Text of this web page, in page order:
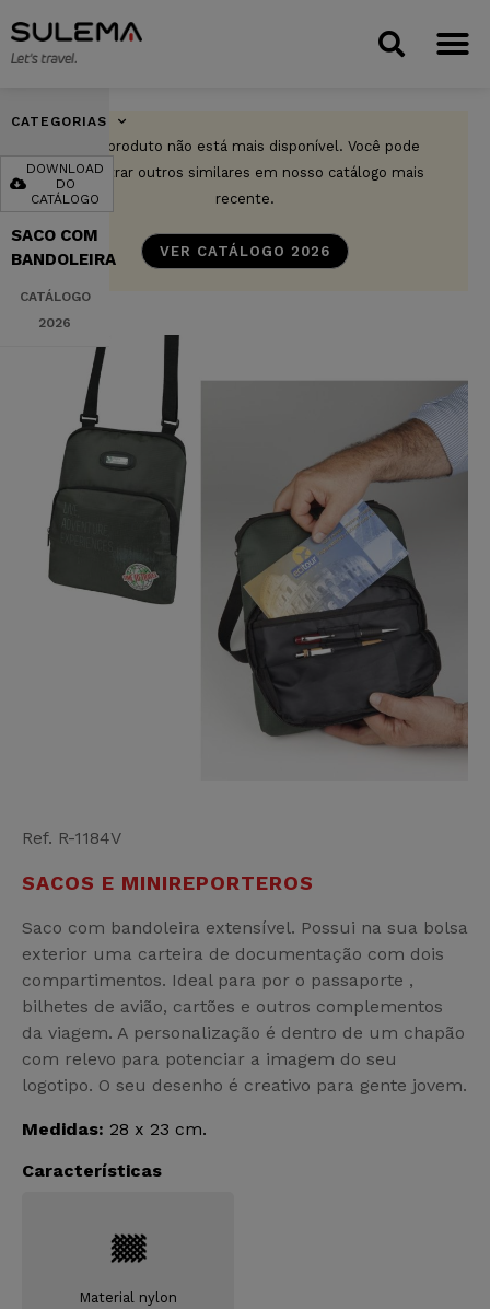
CATEGORIAS
DOWNLOAD
DO
CATÁLOGO
SACO COM
BANDOLEIRA
CATÁLOGO
2026
Este produto não está mais disponível. Você pode
encontrar outros similares em nosso catálogo mais
recente.
VER CATÁLOGO 2026
Ref. R-1184V
SACOS E MINIREPORTEROS
Saco com bandoleira extensível. Possui na sua bolsa
exterior uma carteira de documentação com dois
compartimentos. Ideal para por o passaporte ,
bilhetes de avião, cartões e outros complementos
da viagem. A personalização é dentro de um chapão
com relevo para potenciar a imagem do seu
logotipo. O seu desenho é creativo para gente jovem.
Medidas: 28 x 23 cm.
Características
Material nylon